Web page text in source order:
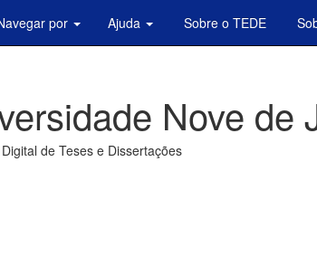
por Ajuda Sobre o TEDE
Nove de
de Teses e Dissertações